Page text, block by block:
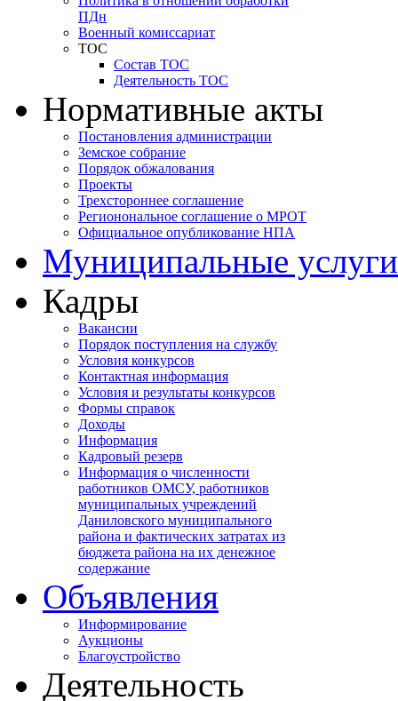
ПДн
Военный комиссариат
ТОС
Состав ТОС
Деятельность ТОС
Нормативные акты
Постановления администрации
Земское собрание
Порядок обжалования
Проекты
Трехстороннее соглашение
Регионональное соглашение о МРОТ
Официальное опубликование НПА
Муниципальные услуги
Кадры
Вакансии
Порядок поступления на службу
Условия конкурсов
Контактная информация
Условия и результаты конкурсов
Формы справок
Доходы
Информация
Кадровый резерв
Информация о численности
работников ОМСУ, работников
муниципальных учреждений
Даниловского муниципального
района и фактических затратах из
бюджета района на их денежное
содержание
Объявления
Информирование
Аукционы
Благоустройство
Деятельность